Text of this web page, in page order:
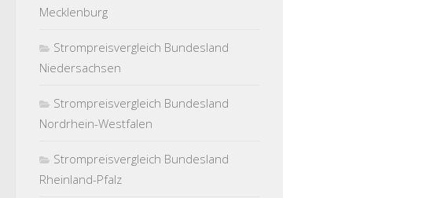
Mecklenburg
Strompreisvergleich Bundesland
Niedersachsen
Strompreisvergleich Bundesland
Nordrhein-Westfalen
Strompreisvergleich Bundesland
Rheinland-Pfalz